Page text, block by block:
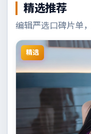
精选推荐
编辑严选口碑片单
精选